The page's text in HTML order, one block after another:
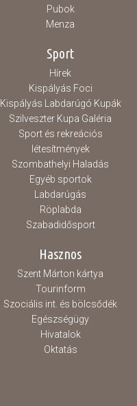
Pubok
Menza
Sport
Hírek
Kispályás Foci
Kispályás Labdarúgó Kupák
Szilveszter Kupa Galéria
Sport és rekreációs
létesítmények
Szombathelyi Haladás
Egyéb sportok
Labdarúgás
Röplabda
Szabadidősport
Hasznos
Szent Márton kártya
Tourinform
Szociális int. és bölcsődék
Egészségügy
Hivatalok
Oktatás